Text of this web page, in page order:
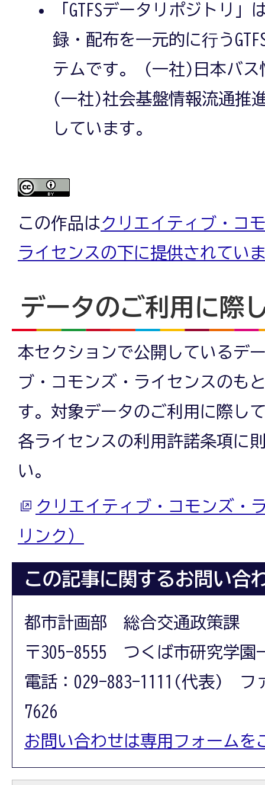
「GTFSデータリポジトリ」
録・配布を⼀元的に⾏う
テムです。 (一社)日本バス
(一社)社会基盤情報流通推
しています。
この作品はクリエイティブ・コ
ライセンスの下に提供されてい
データのご利用に際
本セクションで公開しているデ
ブ・コモンズ・ライセンスのも
す。対象データのご利用に際し
各ライセンスの利用許諾条項に
い。
クリエイティブ・コモンズ・
リンク）
この記事に関するお問い合
都市計画部 総合交通政策課
〒305-8555 つくば市研究学園
電話：029-883-1111(代表) フ
7626
お問い合わせは専用フォームを